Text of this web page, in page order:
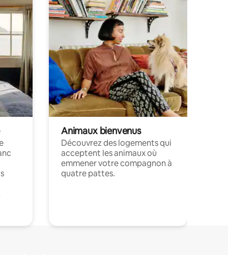
Animaux bienvenus
Découvrez des logements qui
acceptent les animaux où
emmener votre compagnon à
quatre pattes.